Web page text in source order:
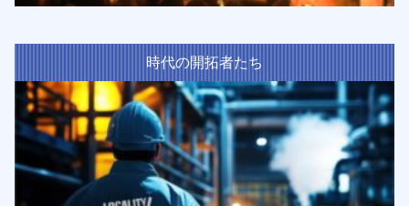
時代の開拓者たち